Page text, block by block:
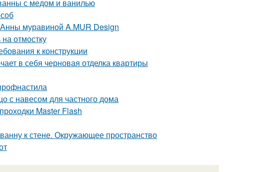
с медом и ванилью
муравиной A.MUR Design
отмостку
к конструкции
в себя черновая отделка квартиры
с навесом для частного дома
Master Flash
к стене. Окружающее пространство